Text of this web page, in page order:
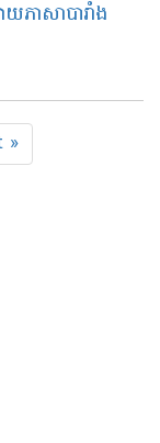
ភាសាបារាំង
»